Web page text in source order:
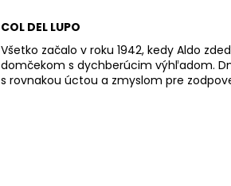
COL DEL LUPO
Všetko začalo v roku 1942, kedy Aldo
domčekom s dychberúcim výhľadom.
s rovnakou úctou a zmyslom pre